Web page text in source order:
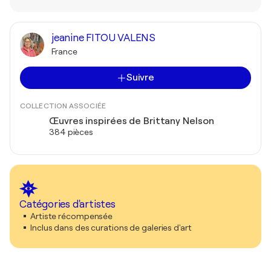
jeanine FITOU VALENS
France
Suivre
COLLECTION ASSOCIÉE
Œuvres inspirées de Brittany Nelson
384 pièces
Catégories d'artistes
Artiste récompensée
Inclus dans des curations de galeries d'art